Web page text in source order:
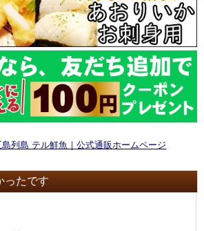
列島 テル鮮魚｜公式通販ホームページ
ったです